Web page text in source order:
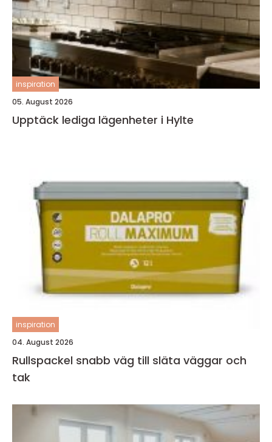
inspiration
05. August 2026
Upptäck lediga lägenheter i Hylte
inspiration
04. August 2026
Rullspackel snabb väg till släta väggar och
tak